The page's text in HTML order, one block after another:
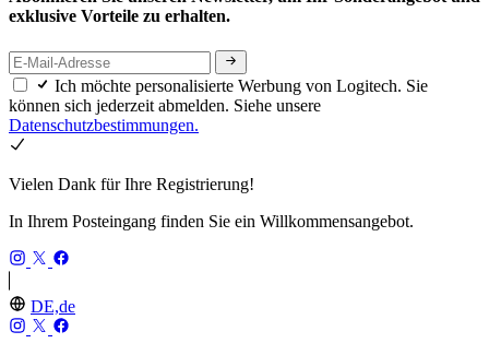
exklusive Vorteile zu erhalten.
Ich möchte personalisierte Werbung von Logitech. Sie
können sich jederzeit abmelden. Siehe unsere
Datenschutzbestimmungen.
Vielen Dank für Ihre Registrierung!
In Ihrem Posteingang finden Sie ein Willkommensangebot.
DE,de